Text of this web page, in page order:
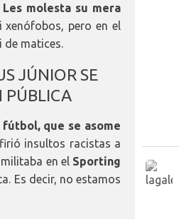
molesta su mera
xenófobos, pero en el
de matices.
JÚNIOR SE
PÚBLICA
que se asome
insultos racistas a
en el Sporting
Es decir, no estamos